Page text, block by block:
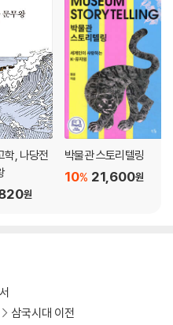
학, 나당전
원
박물관 스토리텔링
21,600원
10%
삼국시대 이전